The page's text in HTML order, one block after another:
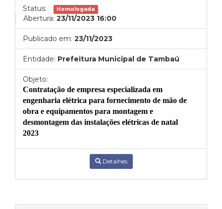
Status: Homologada
Abertura: 23/11/2023 16:00
Publicado em: 23/11/2023
Entidade: Prefeitura Municipal de Tambaú
Objeto:
Contratação de empresa especializada em
engenharia elétrica para fornecimento de mão de
obra e equipamentos para montagem e
desmontagem das instalações elétricas de natal
2023
Detalhes